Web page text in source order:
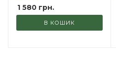
1 580 грн.
В КОШИК